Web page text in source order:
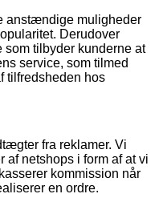
anstændige muligheder
Derudover
som tilbyder kunderne at
service, som tilmed
tilfredsheden hos
fra reklamer. Vi
netshops i form af at vi
kommission når
en ordre.